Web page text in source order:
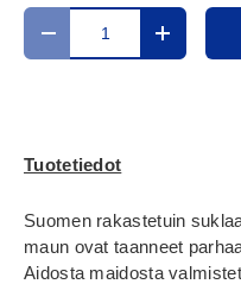
Määrä
Translation missing:
Tuotetiedot
Suomen rakastetuin
maun ovat taanneet
Aidosta maidosta